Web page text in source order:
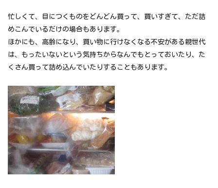
忙しくて、目につくものをどんどん買って、買いすぎて、ただ詰
めこんでいるだけの場合もあります。
ほかにも、高齢になり、買い物に行けなくなる不安がある親世代
は、もったいないという気持ちからなんでもとっておいたり、た
くさん買って詰め込んでいたりすることもあります。